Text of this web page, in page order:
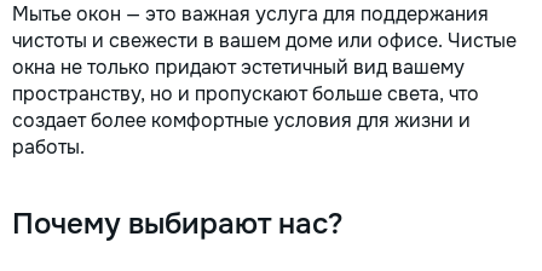
Мытье окон — это важная услуга для поддержания
чистоты и свежести в вашем доме или офисе. Чистые
окна не только придают эстетичный вид вашему
пространству, но и пропускают больше света, что
создает более комфортные условия для жизни и
работы.
Почему выбирают нас?